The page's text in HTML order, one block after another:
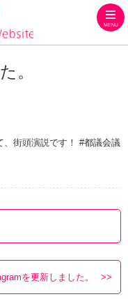
MENU
。
街頭演説です！ #都議会議
を更新しました。